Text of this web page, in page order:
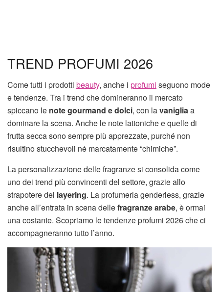
TREND PROFUMI 2026
Come tutti i prodotti beauty, anche i profumi seguono mode
e tendenze. Tra i trend che domineranno il mercato
spiccano le note gourmand e dolci, con lavanigliaa
dominare la scena. Anche le note lattoniche e quelle di
frutta secca sono sempre più apprezzate, purché non
risultino stucchevoli né marcatamente “chimiche”.
La personalizzazione delle fragranze si consolida come
uno dei trend più convincenti del settore, grazie allo
strapotere del layering. La profumeria genderless, grazie
anche all’entrata in scena dellefragranze arabe, è ormai
una costante. Scopriamo le tendenze profumi 2026 che ci
accompagneranno tutto l’anno.